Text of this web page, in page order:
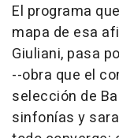
El programa
mapa de esa
Giuliani, pasa
--obra que el
selección de
sinfonías y